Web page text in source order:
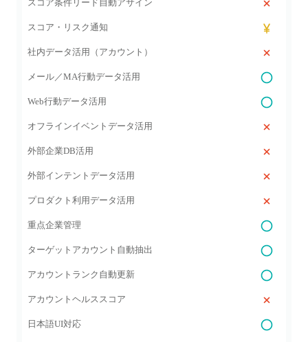
スコア条件リード自動アサイン
スコア・リスク通知
社内データ活用（アカウント）
メール／MA行動データ活用
Web行動データ活用
オフラインイベントデータ活用
外部企業DB活用
外部インテントデータ活用
プロダクト利用データ活用
重点企業管理
ターゲットアカウント自動抽出
アカウントランク自動更新
アカウントヘルススコア
日本語UI対応